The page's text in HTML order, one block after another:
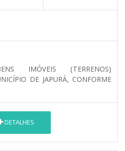
IMÓVEIS (TERRENOS)
DE JAPURÁ, CONFORME
DETALHES